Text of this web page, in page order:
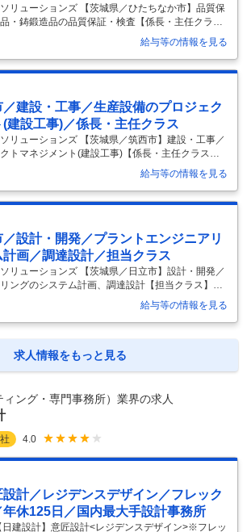
リューションズ 【茨城県／ひたちなか市】品質保
・鋳鍛造品の品質保証・検査【係長・主任クラ
茨城県／ひたちなか市】品質保証／セラミックス製
証・検査【係長・主任クラス】 【具体的な仕事内
または化学の基礎知識をお持ちの方へ／日立グル
】 ■業務内容 重大事故未然防止・品質コンプライ
て、顧客への納品物が顧客要求を満たすものであ
ことに責任を負い、業務の取りまとめ者として、
び実行に関する実務を主導する。 セラミックス製
給与等の情報を見る
建設・工事／生産設備のプロジェク
(建設工事)／係長・主任クラス
リューションズ 【茨城県／筑西市】建設・工事／
トマネジメント(建設工事)【係長・主任クラス】
県／筑西市】建設・工事／生産設備のプロジェクト
事)【係長・主任クラス】 【具体的な仕事内容】
持ちの方へ／日立グループ／年間休日126日】 ■
基づき計画に沿って工事を行うために、業務の取
客課題を解決する工事設計の管理に対して責任を
り具体的な仕様の策定を担当する。所属する組織
工程の管理、組織内のメンバーの進捗管理、収
給与等の情報を見る
設計・開発／プラントエンジニアリ
画／調達設計／担当クラス
リューションズ 【茨城県／日立市】設計・開発／
ングのシステム計画、調達設計【担当クラス】
県／日立市】設計・開発／プラントエンジニアリン
達設計【担当クラス】 【具体的な仕事内容】 【電
識を生かした実務経験をお持ちの方へ／日立グル
】 ■業務内容 担当する分野・部門におけるシステ
件で稼働するよう、業務の担当者として顧客課題
給与等の情報を見る
求人情報をもっと見る
ング・専門事務所）業界の求人
4.0
設計／レジデンスデザイン／フレック
年休125日／国内最大手設計事務所
建設計】意匠設計<レジデンスデザイン>※フレッ